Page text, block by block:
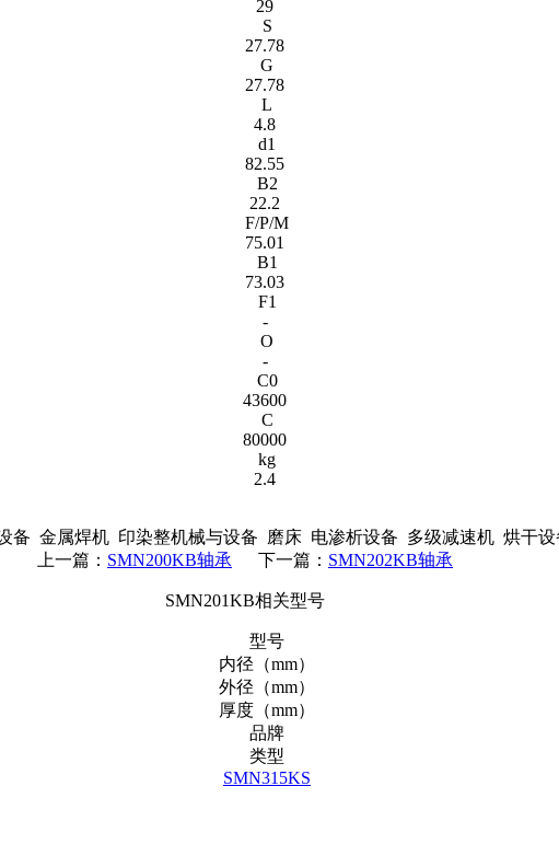
29
S
27.78
G
27.78
L
4.8
d1
82.55
B2
22.2
F/P/M
75.01
B1
73.03
F1
-
O
-
C0
43600
C
80000
kg
2.4
备 金属焊机 印染整机械与设备 磨床 电渗析设备 多级减速机 烘干
上一篇： SMN200KB轴承 下一篇： SMN202KB轴承
SMN201KB相关型号
型号
内径（mm）
外径（mm）
厚度（mm）
品牌
类型
SMN315KS